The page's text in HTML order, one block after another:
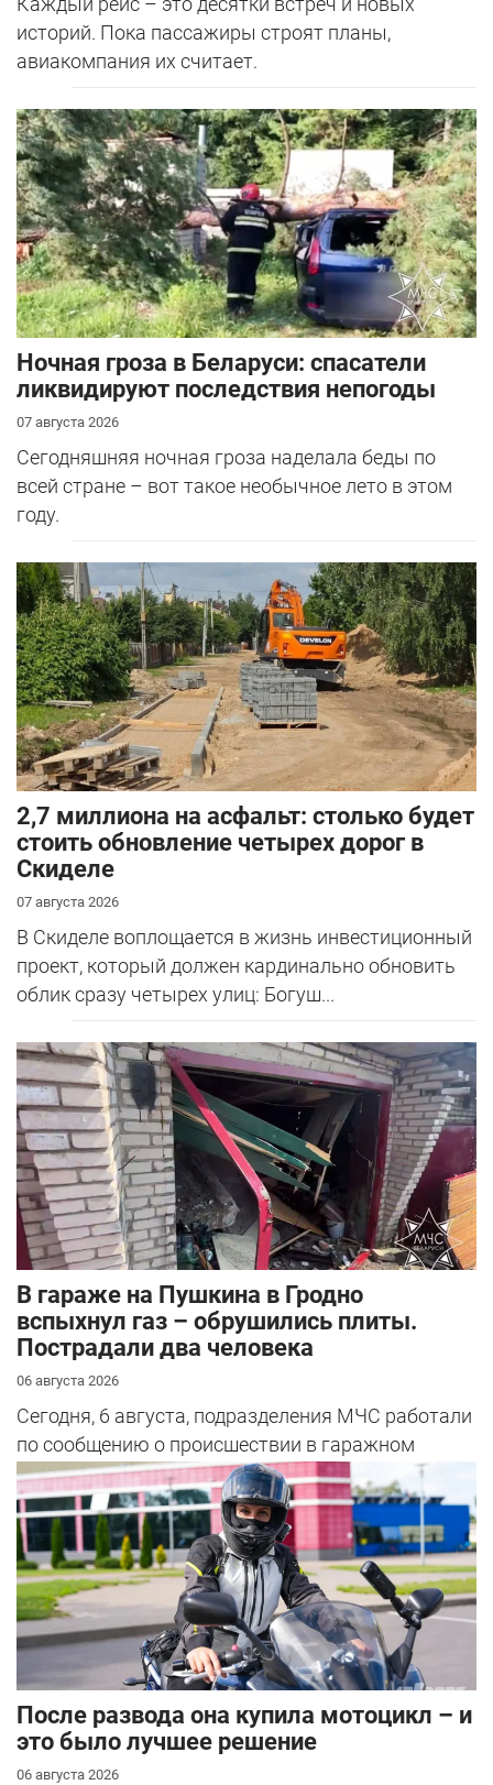
историй. Пока пассажиры строят планы,
авиакомпания их считает.
Ночная гроза в Беларуси: спасатели
ликвидируют последствия непогоды
07 августа 2026
Сегодняшняя ночная гроза наделала беды по
всей стране – вот такое необычное лето в этом
году.
2,7 миллиона на асфальт: столько будет
стоить обновление четырех дорог в
Скиделе
07 августа 2026
В Скиделе воплощается в жизнь инвестиционный
проект, который должен кардинально обновить
облик сразу четырех улиц: Богуш...
В гараже на Пушкина в Гродно
вспыхнул газ – обрушились плиты.
Пострадали два человека
06 августа 2026
Сегодня, 6 августа, подразделения МЧС работали
по сообщению о происшествии в гаражном
кооперативе в Гродно.
После развода она купила мотоцикл – и
это было лучшее решение
06 августа 2026